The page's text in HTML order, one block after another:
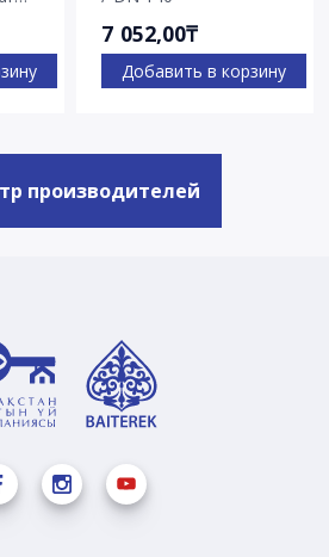
7 052,00₸
Добавить в корзину
производителей